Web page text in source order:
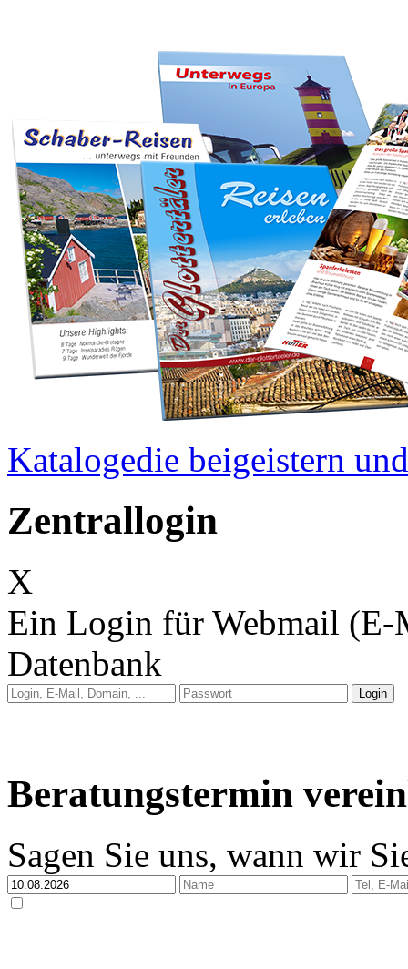
Katalogedie beigeistern
Zentrallogin
X
Ein Login für Webmail (E-
Datenbank
Beratungstermin
Sagen Sie uns, wann wir